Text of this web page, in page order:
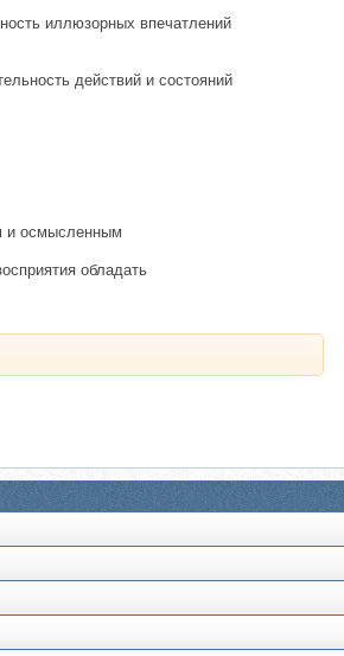
иллюзорных впечатлений
действий и состояний
и осмысленным
обладать